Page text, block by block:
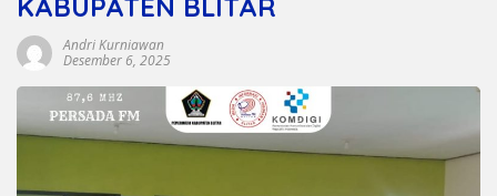
KABUPATEN BLITAR
Andri Kurniawan
Desember 6, 2025